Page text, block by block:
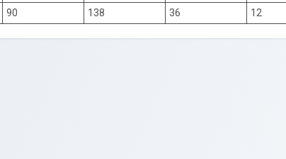
90 138 36 12